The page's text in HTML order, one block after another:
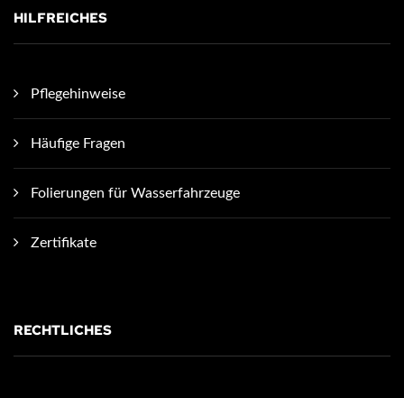
HILFREICHES
Pflegehinweise
Häufige Fragen
Folierungen für Wasserfahrzeuge
Zertifikate
RECHTLICHES